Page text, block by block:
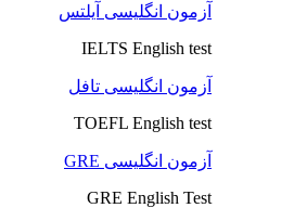
آزمون انگلیسی آیلتس
IELTS English test
آزمون انگلیسی تافل
TOEFL English test
آزمون انگلیسی GRE
GRE English Test